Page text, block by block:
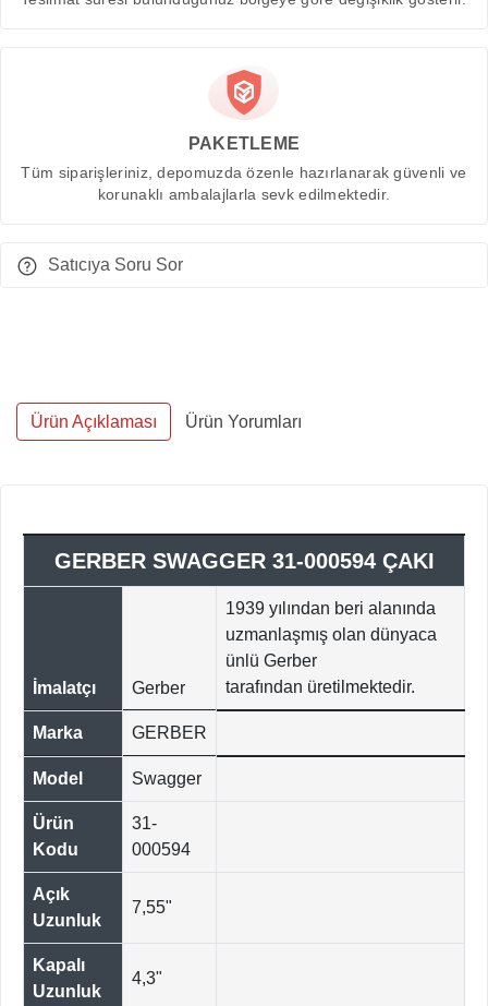
PAKETLEME
Tüm siparişleriniz, depomuzda özenle hazırlanarak güvenli ve
korunaklı ambalajlarla sevk edilmektedir.
Satıcıya Soru Sor
Ürün Açıklaması Ürün Yorumları
GERBER SWAGGER 31-000594 ÇAKI
İmalatçı Gerber
1939 yılından beri alanında
uzmanlaşmış olan dünyaca
ünlü Gerber
tarafından üretilmektedir.
Marka GERBER
Model Swagger
Ürün
Kodu
31-
000594
Açık
Uzunluk
7,55"
Kapalı
Uzunluk
4,3"